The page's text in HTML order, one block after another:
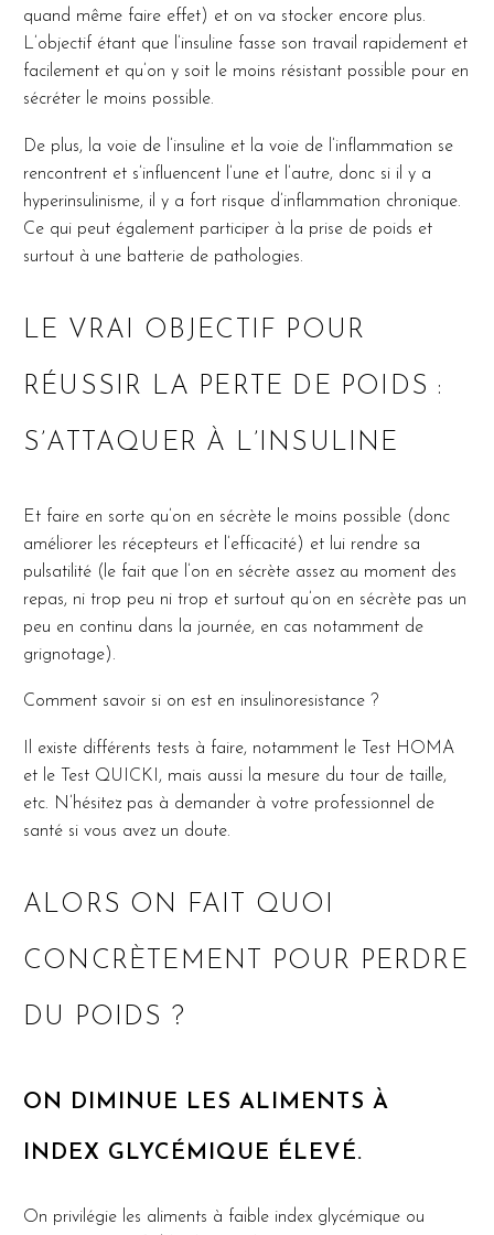
quand même faire effet) et on va stocker encore plus.
L’objectif étant que l’insuline fasse son travail rapidement et
facilement et qu’on y soit le moins résistant possible pour en
sécréter le moins possible.
De plus, la voie de l’insuline et la voie de l’inflammation se
rencontrent et s’influencent l’une et l’autre, donc si il y a
hyperinsulinisme, il y a fort risque d’inflammation chronique.
Ce qui peut également participer à la prise de poids et
surtout à une batterie de pathologies.
LE VRAI OBJECTIF POUR
RÉUSSIR LA PERTE DE POIDS :
S’ATTAQUER À L’INSULINE
Et faire en sorte qu’on en sécrète le moins possible (donc
améliorer les récepteurs et l’efficacité) et lui rendre sa
pulsatilité (le fait que l’on en sécrète assez au moment des
repas, ni trop peu ni trop et surtout qu’on en sécrète pas un
peu en continu dans la journée, en cas notamment de
grignotage).
Comment savoir si on est en insulinoresistance ?
Il existe différents tests à faire, notamment le Test HOMA
et le Test QUICKI, mais aussi la mesure du tour de taille,
etc. N’hésitez pas à demander à votre professionnel de
santé si vous avez un doute.
ALORS ON FAIT QUOI
CONCRÈTEMENT POUR PERDRE
DU POIDS ?
ON DIMINUE LES ALIMENTS À
INDEX GLYCÉMIQUE ÉLEVÉ.
On privilégie les aliments à faible index glycémique ou